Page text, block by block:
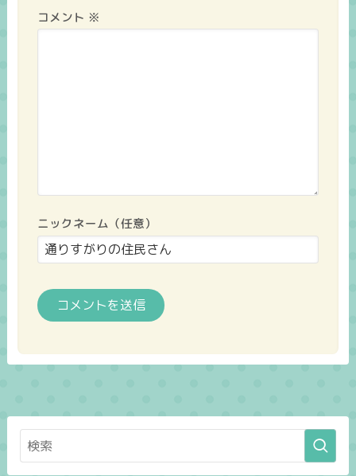
コメント ※
ニックネーム（任意）